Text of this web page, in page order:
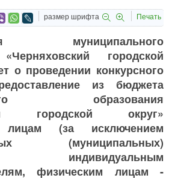
размер шрифта Печать
муниципального
городской
о проведении конкурсного
из бюджета
образования
городской округ»
лицам (за исключением
(муниципальных)
индивидуальным
физическим лицам -